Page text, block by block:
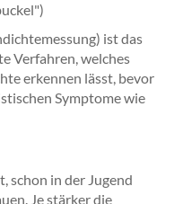
ist das
Verfahren, welches
erkennen lässt, bevor
Symptome wie
schon in der Jugend
Je stärker die